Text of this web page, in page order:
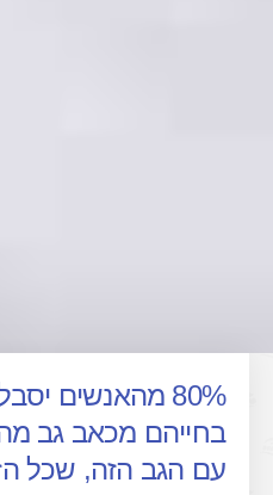
80% מהאנשים
בחייהם מכאב גב
עם הגב הזה, שכל